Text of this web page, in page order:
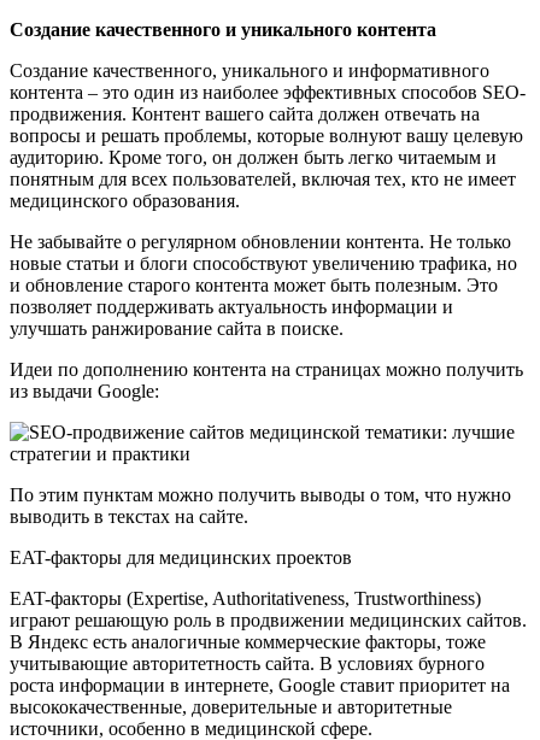
Создание качественного и уникального контента
Создание качественного, уникального и информативного
контента – это один из наиболее эффективных способов SEO-
продвижения. Контент вашего сайта должен отвечать на
вопросы и решать проблемы, которые волнуют вашу целевую
аудиторию. Кроме того, он должен быть легко читаемым и
понятным для всех пользователей, включая тех, кто не имеет
медицинского образования.
Не забывайте о регулярном обновлении контента. Не только
новые статьи и блоги способствуют увеличению трафика, но
и обновление старого контента может быть полезным. Это
позволяет поддерживать актуальность информации и
улучшать ранжирование сайта в поиске.
Идеи по дополнению контента на страницах можно получить
из выдачи Google:
По этим пунктам можно получить выводы о том, что нужно
выводить в текстах на сайте.
EAT-факторы для медицинских проектов
EAT-факторы (Expertise, Authoritativeness, Trustworthiness)
играют решающую роль в продвижении медицинских сайтов.
В Яндекс есть аналогичные коммерческие факторы, тоже
учитывающие авторитетность сайта. В условиях бурного
роста информации в интернете, Google ставит приоритет на
высококачественные, доверительные и авторитетные
источники, особенно в медицинской сфере.